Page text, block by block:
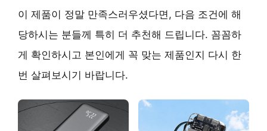
이 제품이 정말 만족스러우셨다면, 다음 조건에 해
당하시는 분들께 특히 더 추천해 드립니다. 꼼꼼하
게 확인하시고 본인에게 꼭 맞는 제품인지 다시 한
번 살펴보시기 바랍니다.